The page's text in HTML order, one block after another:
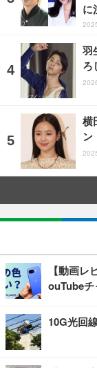
に
羽
ろ
横
ン
【動画
ouTube
10G光回